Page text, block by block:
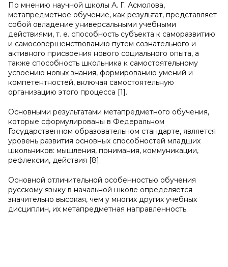
По мнению научной школы А. Г. Асмолова,
метапредметное обучение, как результат, представляет
собой овладение универсальными учебными
действиями, т. е. способность субъекта к саморазвитию
и самосовершенствованию путем сознательного и
активного присвоения нового социального опыта, а
также способность школьника к самостоятельному
усвоению новых знания, формированию умений и
компетентностей, включая самостоятельную
организацию этого процесса [1].
Основными результатами метапредметного обучения,
которые сформулированы в Федеральном
Государственном образовательном стандарте, является
уровень развития основных способностей младших
школьников: мышления, понимания, коммуникации,
рефлексии, действия [8].
Основной отличительной особенностью обучения
русскому языку в начальной школе определяется
значительно высокая, чем у многих других учебных
дисциплин, их метапредметная направленность.